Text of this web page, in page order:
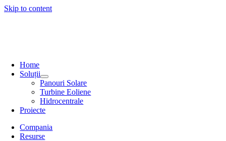
Skip to content
Home
Soluții
Panouri Solare
Turbine Eoliene
Hidrocentrale
Proiecte
Compania
Resurse